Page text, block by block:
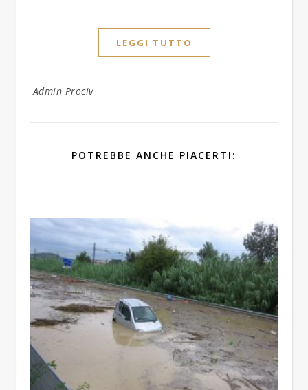
LEGGI TUTTO
Admin Prociv
POTREBBE ANCHE PIACERTI: